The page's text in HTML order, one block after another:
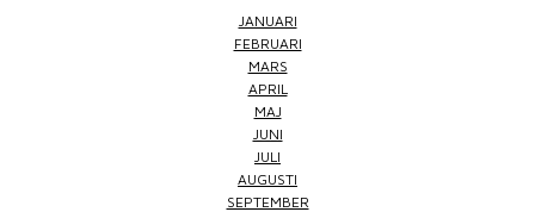
JANUARI
FEBRUARI
MARS
APRIL
MAJ
JUNI
JULI
AUGUSTI
SEPTEMBER